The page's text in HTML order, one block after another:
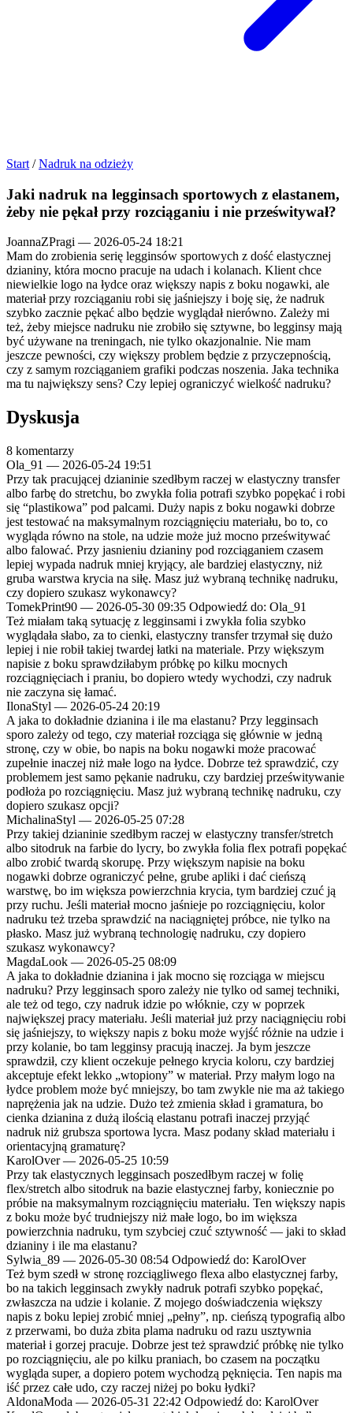
Start / Nadruk na odzieży
Jaki nadruk na legginsach sportowych z elastanem,
żeby nie pękał przy rozciąganiu i nie prześwitywał?
JoannaZPragi — 2026-05-24 18:21
Mam do zrobienia serię legginsów sportowych z dość elastycznej
dzianiny, która mocno pracuje na udach i kolanach. Klient chce
niewielkie logo na łydce oraz większy napis z boku nogawki, ale
materiał przy rozciąganiu robi się jaśniejszy i boję się, że nadruk
szybko zacznie pękać albo będzie wyglądał nierówno. Zależy mi
też, żeby miejsce nadruku nie zrobiło się sztywne, bo legginsy mają
być używane na treningach, nie tylko okazjonalnie. Nie mam
jeszcze pewności, czy większy problem będzie z przyczepnością,
czy z samym rozciąganiem grafiki podczas noszenia. Jaka technika
ma tu największy sens? Czy lepiej ograniczyć wielkość nadruku?
Dyskusja
8 komentarzy
Ola_91 — 2026-05-24 19:51
Przy tak pracującej dzianinie szedłbym raczej w elastyczny transfer
albo farbę do stretchu, bo zwykła folia potrafi szybko popękać i robi
się “plastikowa” pod palcami. Duży napis z boku nogawki dobrze
jest testować na maksymalnym rozciągnięciu materiału, bo to, co
wygląda równo na stole, na udzie może już mocno prześwitywać
albo falować. Przy jasnieniu dzianiny pod rozciąganiem czasem
lepiej wypada nadruk mniej kryjący, ale bardziej elastyczny, niż
gruba warstwa krycia na siłę. Masz już wybraną technikę nadruku,
czy dopiero szukasz wykonawcy?
TomekPrint90 — 2026-05-30 09:35 Odpowiedź do: Ola_91
Też miałam taką sytuację z legginsami i zwykła folia szybko
wyglądała słabo, za to cienki, elastyczny transfer trzymał się dużo
lepiej i nie robił takiej twardej łatki na materiale. Przy większym
napisie z boku sprawdziłabym próbkę po kilku mocnych
rozciągnięciach i praniu, bo dopiero wtedy wychodzi, czy nadruk
nie zaczyna się łamać.
IlonaStyl — 2026-05-24 20:19
A jaka to dokładnie dzianina i ile ma elastanu? Przy legginsach
sporo zależy od tego, czy materiał rozciąga się głównie w jedną
stronę, czy w obie, bo napis na boku nogawki może pracować
zupełnie inaczej niż małe logo na łydce. Dobrze też sprawdzić, czy
problemem jest samo pękanie nadruku, czy bardziej prześwitywanie
podłoża po rozciągnięciu. Masz już wybraną technikę nadruku, czy
dopiero szukasz opcji?
MichalinaStyl — 2026-05-25 07:28
Przy takiej dzianinie szedłbym raczej w elastyczny transfer/stretch
albo sitodruk na farbie do lycry, bo zwykła folia flex potrafi popękać
albo zrobić twardą skorupę. Przy większym napisie na boku
nogawki dobrze ograniczyć pełne, grube apliki i dać cieńszą
warstwę, bo im większa powierzchnia krycia, tym bardziej czuć ją
przy ruchu. Jeśli materiał mocno jaśnieje po rozciągnięciu, kolor
nadruku też trzeba sprawdzić na naciągniętej próbce, nie tylko na
płasko. Masz już wybraną technologię nadruku, czy dopiero
szukasz wykonawcy?
MagdaLook — 2026-05-25 08:09
A jaka to dokładnie dzianina i jak mocno się rozciąga w miejscu
nadruku? Przy legginsach sporo zależy nie tylko od samej techniki,
ale też od tego, czy nadruk idzie po włóknie, czy w poprzek
największej pracy materiału. Jeśli materiał już przy naciągnięciu robi
się jaśniejszy, to większy napis z boku może wyjść różnie na udzie i
przy kolanie, bo tam legginsy pracują inaczej. Ja bym jeszcze
sprawdził, czy klient oczekuje pełnego krycia koloru, czy bardziej
akceptuje efekt lekko „wtopiony” w materiał. Przy małym logo na
łydce problem może być mniejszy, bo tam zwykle nie ma aż takiego
naprężenia jak na udzie. Dużo też zmienia skład i gramatura, bo
cienka dzianina z dużą ilością elastanu potrafi inaczej przyjąć
nadruk niż grubsza sportowa lycra. Masz podany skład materiału i
orientacyjną gramaturę?
KarolOver — 2026-05-25 10:59
Przy tak elastycznych legginsach poszedłbym raczej w folię
flex/stretch albo sitodruk na bazie elastycznej farby, koniecznie po
próbie na maksymalnym rozciągnięciu materiału. Ten większy napis
z boku może być trudniejszy niż małe logo, bo im większa
powierzchnia nadruku, tym szybciej czuć sztywność — jaki to skład
dzianiny i ile ma elastanu?
Sylwia_89 — 2026-05-30 08:54 Odpowiedź do: KarolOver
Też bym szedł w stronę rozciągliwego flexa albo elastycznej farby,
bo na takich legginsach zwykły nadruk potrafi szybko popękać,
zwłaszcza na udzie i kolanie. Z mojego doświadczenia większy
napis z boku lepiej zrobić mniej „pełny”, np. cieńszą typografią albo
z przerwami, bo duża zbita plama nadruku od razu usztywnia
materiał i gorzej pracuje. Dobrze jest też sprawdzić próbkę nie tylko
po rozciągnięciu, ale po kilku praniach, bo czasem na początku
wygląda super, a dopiero potem wychodzą pęknięcia. Ten napis ma
iść przez całe udo, czy raczej niżej po boku łydki?
AldonaModa — 2026-05-31 22:42 Odpowiedź do: KarolOver